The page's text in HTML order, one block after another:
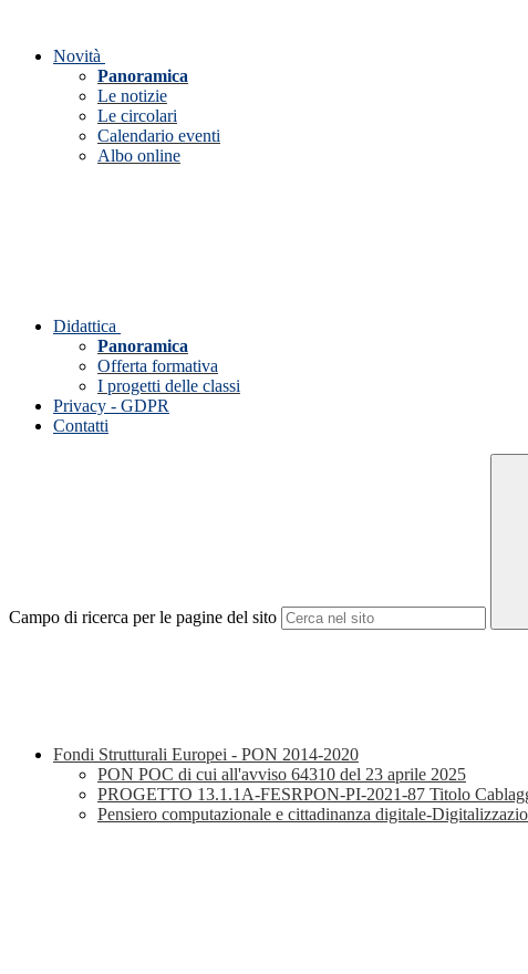
Novità
Panoramica
Le notizie
Le circolari
Calendario eventi
Albo online
Didattica
Panoramica
Offerta formativa
I progetti delle classi
Privacy - GDPR
Contatti
Campo di ricerca per le pagine del sito
Fondi Strutturali Europei - PON 2014-2020
PON POC di cui all'avviso 64310 del 23 aprile 2025
PROGETTO 13.1.1A-FESRPON-PI-2021-87 Titolo
Pensiero computazionale e cittadinanza digitale-